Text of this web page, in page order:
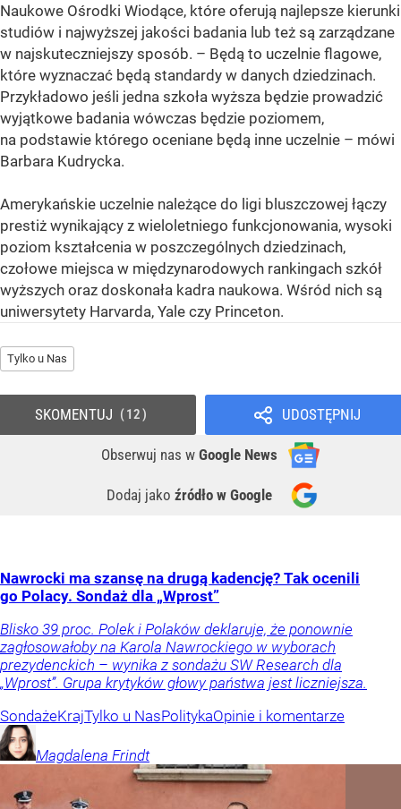
Naukowe Ośrodki Wiodące, które oferują najlepsze kierunki
studiów i najwyższej jakości badania lub też są zarządzane
w najskuteczniejszy sposób. – Będą to uczelnie flagowe,
które wyznaczać będą standardy w danych dziedzinach.
Przykładowo jeśli jedna szkoła wyższa będzie prowadzić
wyjątkowe badania wówczas będzie poziomem,
na podstawie którego oceniane będą inne uczelnie – mówi
Barbara Kudrycka.
Amerykańskie uczelnie należące do ligi bluszczowej łączy
prestiż wynikający z wieloletniego funkcjonowania, wysoki
poziom kształcenia w poszczególnych dziedzinach,
czołowe miejsca w międzynarodowych rankingach szkół
wyższych oraz doskonała kadra naukowa. Wśród nich są
uniwersytety Harvarda, Yale czy Princeton.
Tylko u Nas
UDOSTĘPNIJ
Obserwuj nas w Google News
Dodaj jako źródło w Google
SKOMENTUJ 12
Nawrocki ma szansę na drugą kadencję? Tak ocenili
go Polacy. Sondaż dla „Wprost”
Blisko 39 proc. Polek i Polaków deklaruje, że ponownie
zagłosowałoby na Karola Nawrockiego w wyborach
prezydenckich – wynika z sondażu SW Research dla
„Wprost”. Grupa krytyków głowy państwa jest liczniejsza.
SondażeKrajTylko u NasPolitykaOpinie i komentarze
Magdalena Frindt